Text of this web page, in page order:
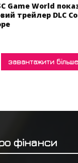
Game World
трейлер DLC
завантажити більше
фінанси